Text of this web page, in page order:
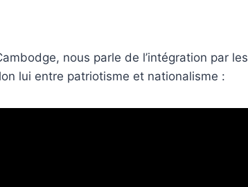
nous parle de l’intégration par les
lui entre patriotisme et nationalisme :